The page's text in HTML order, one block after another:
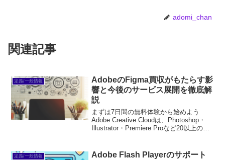
adomi_chan
関連記事
定義/一般情報
AdobeのFigma買収がもたらす影
響と今後のサービス展開を徹底解
説
まずは7日間の無料体験から始めよう
Adobe Creative Cloudは、Photoshop・
Illustrator・Premiere Proなど20以上のア
→※...
定義/一般情報
Adobe Flash Playerのサポート